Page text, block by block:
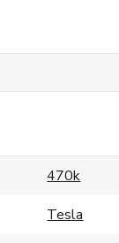
470k
Tesla